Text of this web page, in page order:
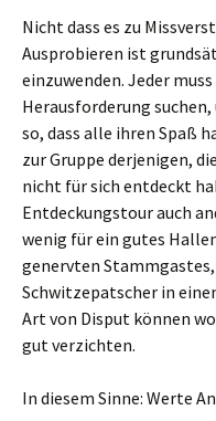
Nicht dass es zu
Ausprobieren ist
einzuwenden. Jeder
Herausforderung
so, dass alle ihren Spaß
zur Gruppe derjenigen,
nicht für sich entdeckt
Entdeckungstour auch
wenig für ein gutes
genervten
Schwitzepatscher in
Art von Disput können
gut verzichten.
In diesem Sinne: Werte